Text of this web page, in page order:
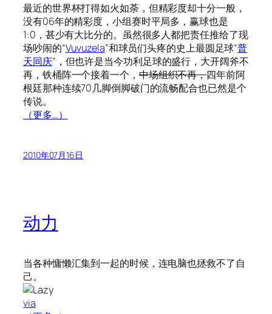
最近的世界杯打得如火如荼，但精彩度却十分一般，
没有06年的精彩度，小组赛时平局多，赢球也是
1:0，甚少有大比分的。虽然很多人都把责任推给了现
场吵闹的“Vuvuzela”和球员们头疼的史上最圆足球“普
天同庆”，但也许是当今功利足球的盛行，大开阔斧不
再，铁桶阵一个接着一个，中场组织不再，四年前阿
根廷那种连续70几脚倒脚破门的流畅配合也已然是个
传说。
（更多…）
2010年07月16日
动力
当各种慵懒汇集到一起的时候，连电脑也拯救不了自
己。
via